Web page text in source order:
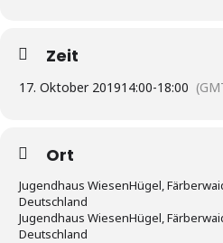
Zeit
17. Oktober 201914:00-18:00
Ort
Jugendhaus WiesenHügel,
Deutschland
Jugendhaus WiesenHügel,
Deutschland